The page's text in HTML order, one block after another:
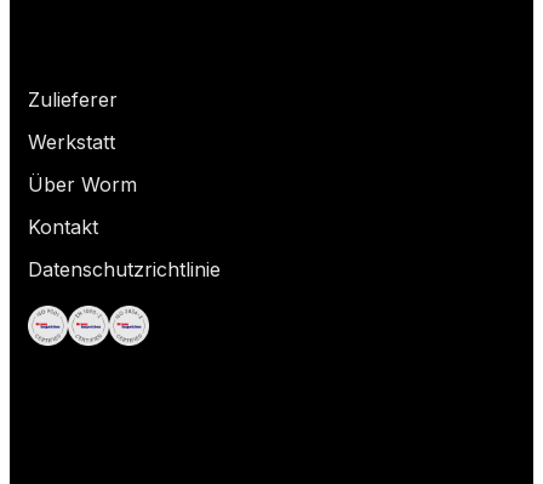
Zulieferer
Werkstatt
Über Worm
Kontakt
Datenschutzrichtlinie